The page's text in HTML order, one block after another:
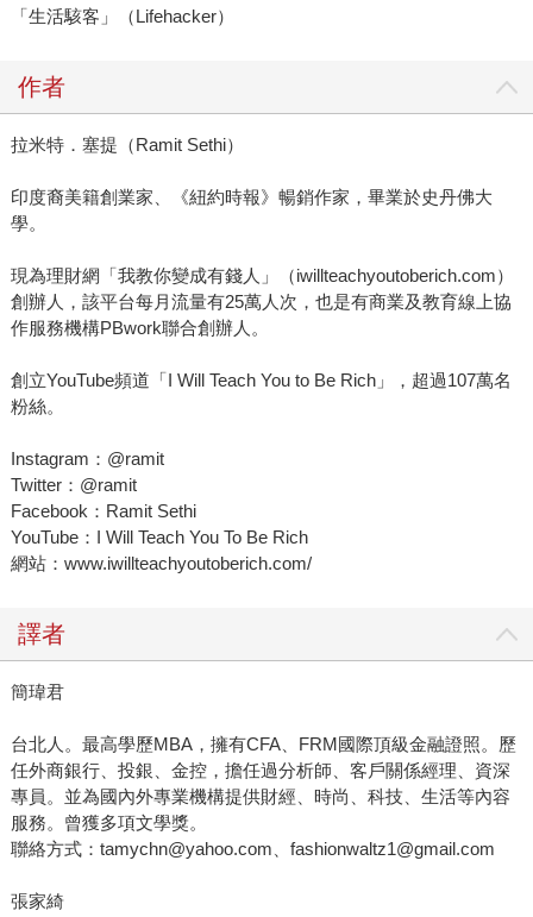
「生活駭客」（Lifehacker）
作者
拉米特．塞提（Ramit Sethi）
印度裔美籍創業家、《紐約時報》暢銷作家，畢業於史丹佛大
學。
現為理財網「我教你變成有錢人」（iwillteachyoutoberich.com）
創辦人，該平台每月流量有25萬人次，也是有商業及教育線上協
作服務機構PBwork聯合創辦人。
創立YouTube頻道「I Will Teach You to Be Rich」，超過107萬名
粉絲。
Instagram：@ramit
Twitter：@ramit
Facebook：Ramit Sethi
YouTube：I Will Teach You To Be Rich
網站：www.iwillteachyoutoberich.com/
譯者
簡瑋君
台北人。最高學歷MBA，擁有CFA、FRM國際頂級金融證照。歷
任外商銀行、投銀、金控，擔任過分析師、客戶關係經理、資深
專員。並為國內外專業機構提供財經、時尚、科技、生活等內容
服務。曾獲多項文學獎。
聯絡方式：tamychn@yahoo.com、fashionwaltz1@gmail.com
張家綺